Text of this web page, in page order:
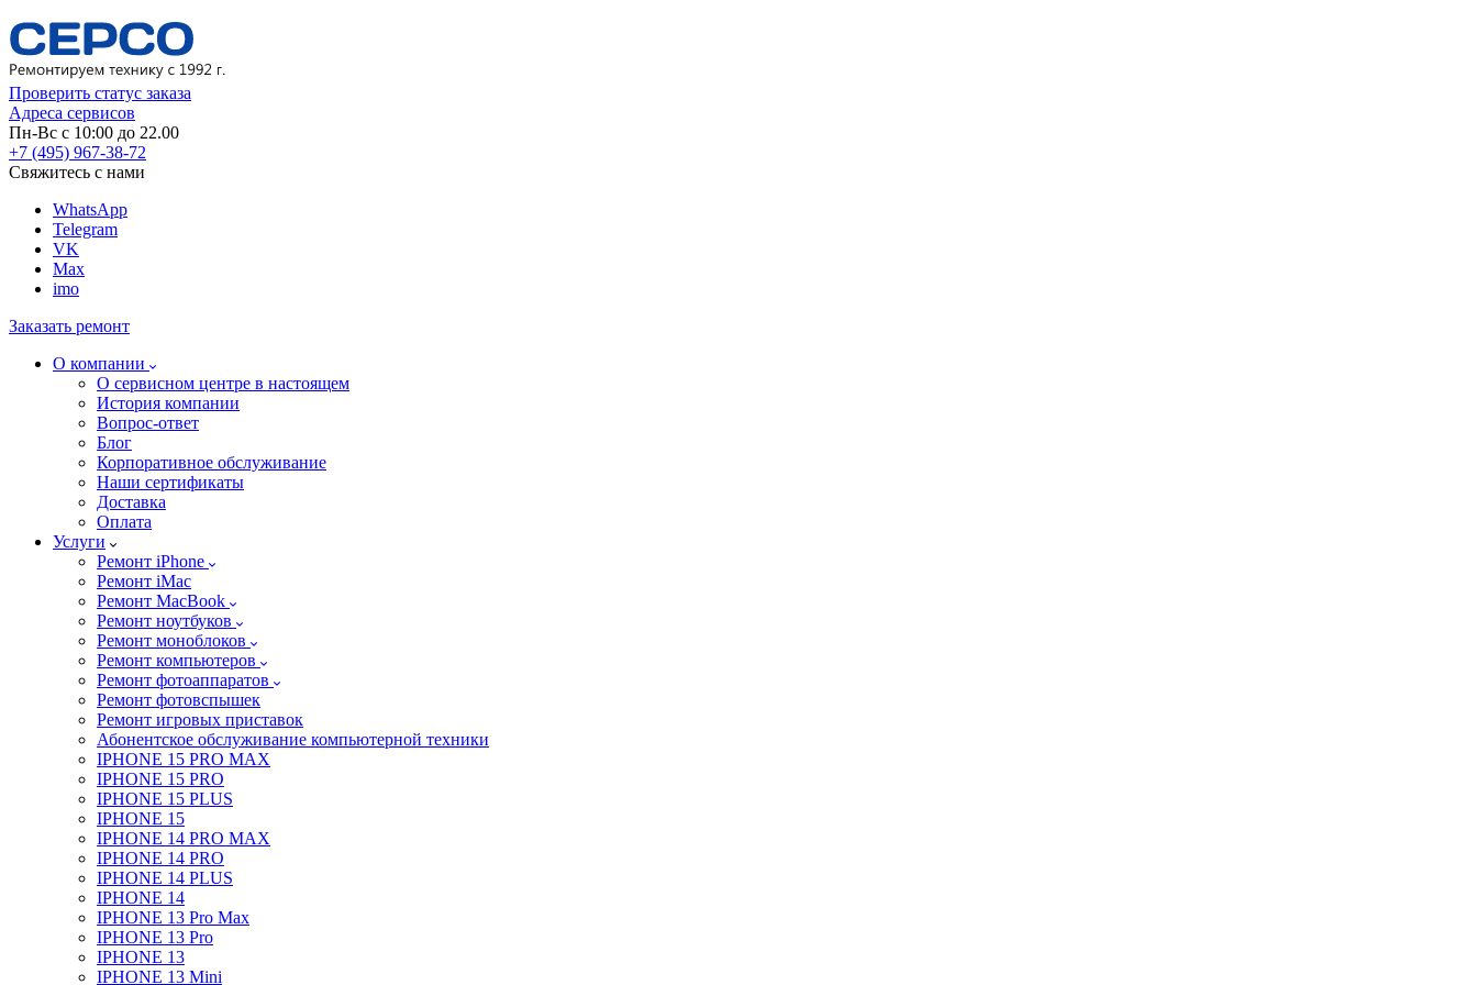
Проверить статус заказа
Адреса сервисов
Пн-Вс с 10:00 до 22.00
+7 (495) 967-38-72
Свяжитесь с нами
WhatsApp
Telegram
VK
Max
imo
Заказать ремонт
О компании
О сервисном центре в настоящем
История компании
Вопрос-ответ
Блог
Корпоративное обслуживание
Наши сертификаты
Доставка
Оплата
Услуги
Ремонт iPhone
Ремонт iMac
Ремонт MacBook
Ремонт ноутбуков
Ремонт моноблоков
Ремонт компьютеров
Ремонт фотоаппаратов
Ремонт фотовспышек
Ремонт игровых приставок
Абонентское обслуживание компьютерной техники
IPHONE 15 PRO MAX
IPHONE 15 PRO
IPHONE 15 PLUS
IPHONE 15
IPHONE 14 PRO MAX
IPHONE 14 PRO
IPHONE 14 PLUS
IPHONE 14
IPHONE 13 Pro Max
IPHONE 13 Pro
IPHONE 13
IPHONE 13 Mini